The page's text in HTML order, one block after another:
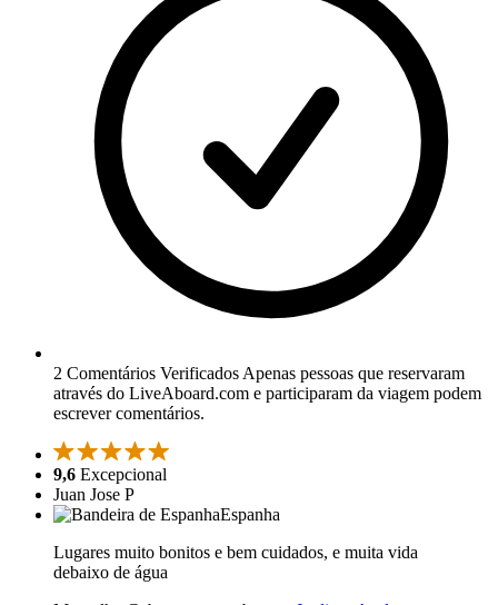
2 Comentários Verificados Apenas pessoas que reservaram
através do LiveAboard.com e participaram da viagem podem
escrever comentários.
9,6 Excepcional
Juan Jose P
Espanha
Lugares muito bonitos e bem cuidados, e muita vida
debaixo de água